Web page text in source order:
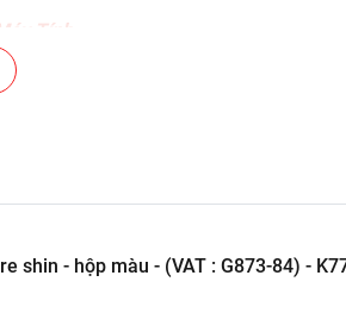
Tính
Phẩm
shin - hộp màu - (VAT : G873-84) -